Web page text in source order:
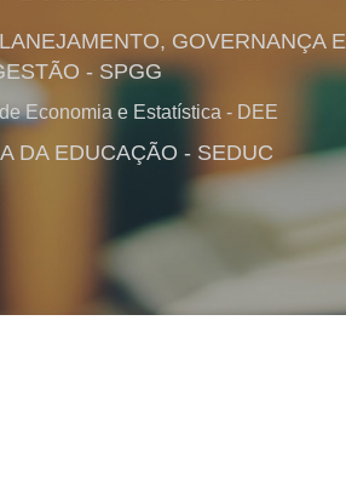
GOVERNANÇA E
- SPGG
Economia e Estatística - DEE
DA EDUCAÇÃO - SEDUC